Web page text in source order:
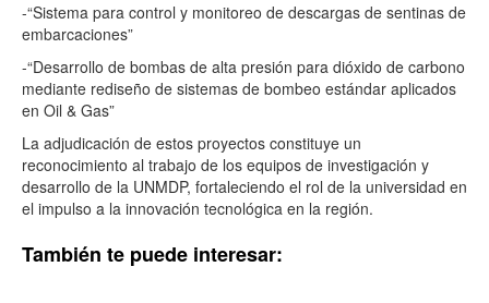
-“Sistema para control y monitoreo de descargas de sentinas de
embarcaciones”
-“Desarrollo de bombas de alta presión para dióxido de carbono
mediante rediseño de sistemas de bombeo estándar aplicados
en Oil & Gas”
La adjudicación de estos proyectos constituye un
reconocimiento al trabajo de los equipos de investigación y
desarrollo de la UNMDP, fortaleciendo el rol de la universidad en
el impulso a la innovación tecnológica en la región.
También te puede interesar: